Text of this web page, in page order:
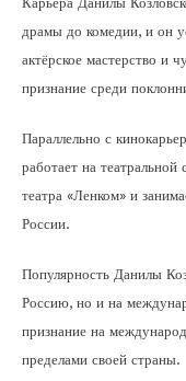
драмы до комедии, и он
актёрское мастерство и
признание среди
Параллельно с
работает на театральной
театра «Ленком» и
России.
Популярность Данилы
Россию, но и на
признание на
пределами своей страны.